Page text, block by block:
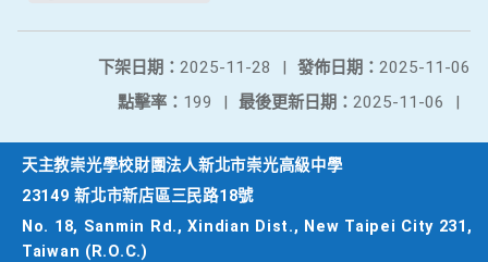
發佈日期： 2025-11-06
下架日期： 2025-11-28
|
最後更新日期： 2025-11-06 |
點擊率： 199 |
天主教崇光學校財團法人新北市崇光高級中學
23149 新北市新店區三民路18號
No. 18, Sanmin Rd., Xindian Dist., New Taipei City 231,
Taiwan (R.O.C.)